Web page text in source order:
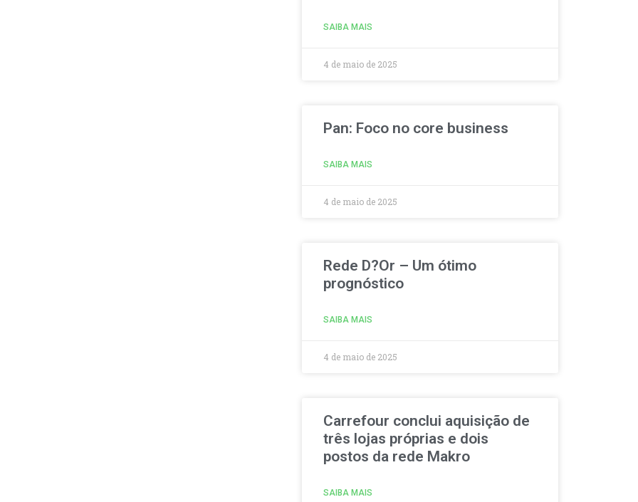
SAIBA MAIS
4 de maio de 2025
Pan: Foco no core business
SAIBA MAIS
4 de maio de 2025
Rede D?Or – Um ótimo
prognóstico
SAIBA MAIS
4 de maio de 2025
Carrefour conclui aquisição de
três lojas próprias e dois
postos da rede Makro
SAIBA MAIS